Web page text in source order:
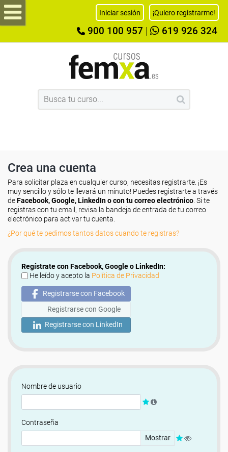
Iniciar sesión ¡Quiero registrarme!
900 100 957 619 926 324
Crea una cuenta
Para solicitar plaza en cualquier curso, necesitas registrarte. ¡Es
muy sencillo y sólo te llevará un minuto! Puedes registrarte a través
deFacebook, Google, LinkedIn o con tu correo electrónico . Si te
registras con tu email, revisa la bandeja de entrada de tu correo
electrónico para activar tu cuenta.
¿Por qué te pedimos tantos datos cuando te registras?
Regístrate con Facebook, Google o LinkedIn:
He leído y acepto la Política de Privacidad
Registrarse con Facebook
Registrarse con Google
Registrarse con LinkedIn
Nombre de usuario
Contraseña
Mostrar